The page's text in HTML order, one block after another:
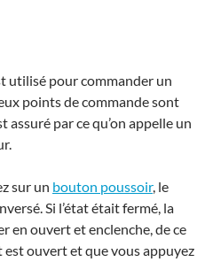
utilisé pour commander un
points de commande sont
par ce qu’on appelle un
sur un bouton poussoir, le
Si l’état était fermé, la
en ouvert et enclenche, de ce
est ouvert et que vous appuyez